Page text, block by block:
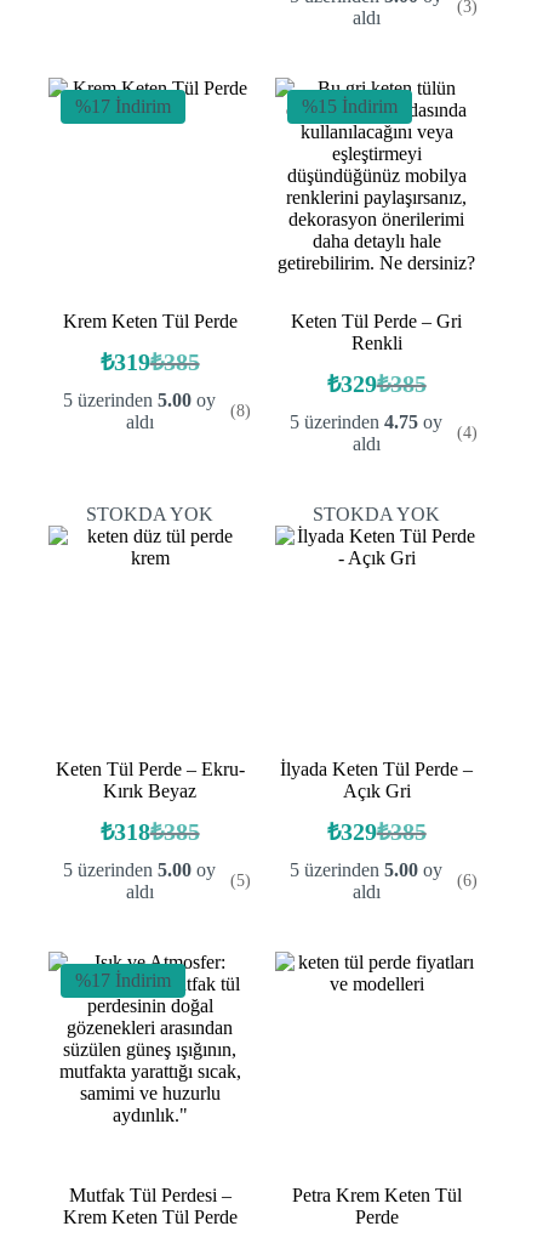
₺385.
fiyat:
aldı
(3)
%17 İndirim
Krem Keten Tül Perde
₺385
Orijinal
fiyat:
₺385.
₺319Şu
andaki
fiyat:
5 üzerinden5.00 oy
aldı
(8)
%15 İndirim
Keten Tül Perde – Gri
Renkli
₺385
Orijinal
fiyat:
₺385.
₺329Şu
andaki
fiyat:
5 üzerinden4.75 oy
aldı
(4)
STOKDA YOK
Keten Tül Perde – Ekru-
Kırık Beyaz
₺385
Orijinal
fiyat:
₺385.
₺318Şu
andaki
fiyat:
5 üzerinden5.00 oy
aldı
(5)
STOKDA YOK
İlyada Keten Tül Perde –
Açık Gri
₺385
Orijinal
fiyat:
₺385.
₺329Şu
andaki
fiyat:
5 üzerinden5.00 oy
aldı
(6)
%17 İndirim
Mutfak Tül Perdesi –
Krem Keten Tül Perde
Petra Krem Keten Tül
Perde